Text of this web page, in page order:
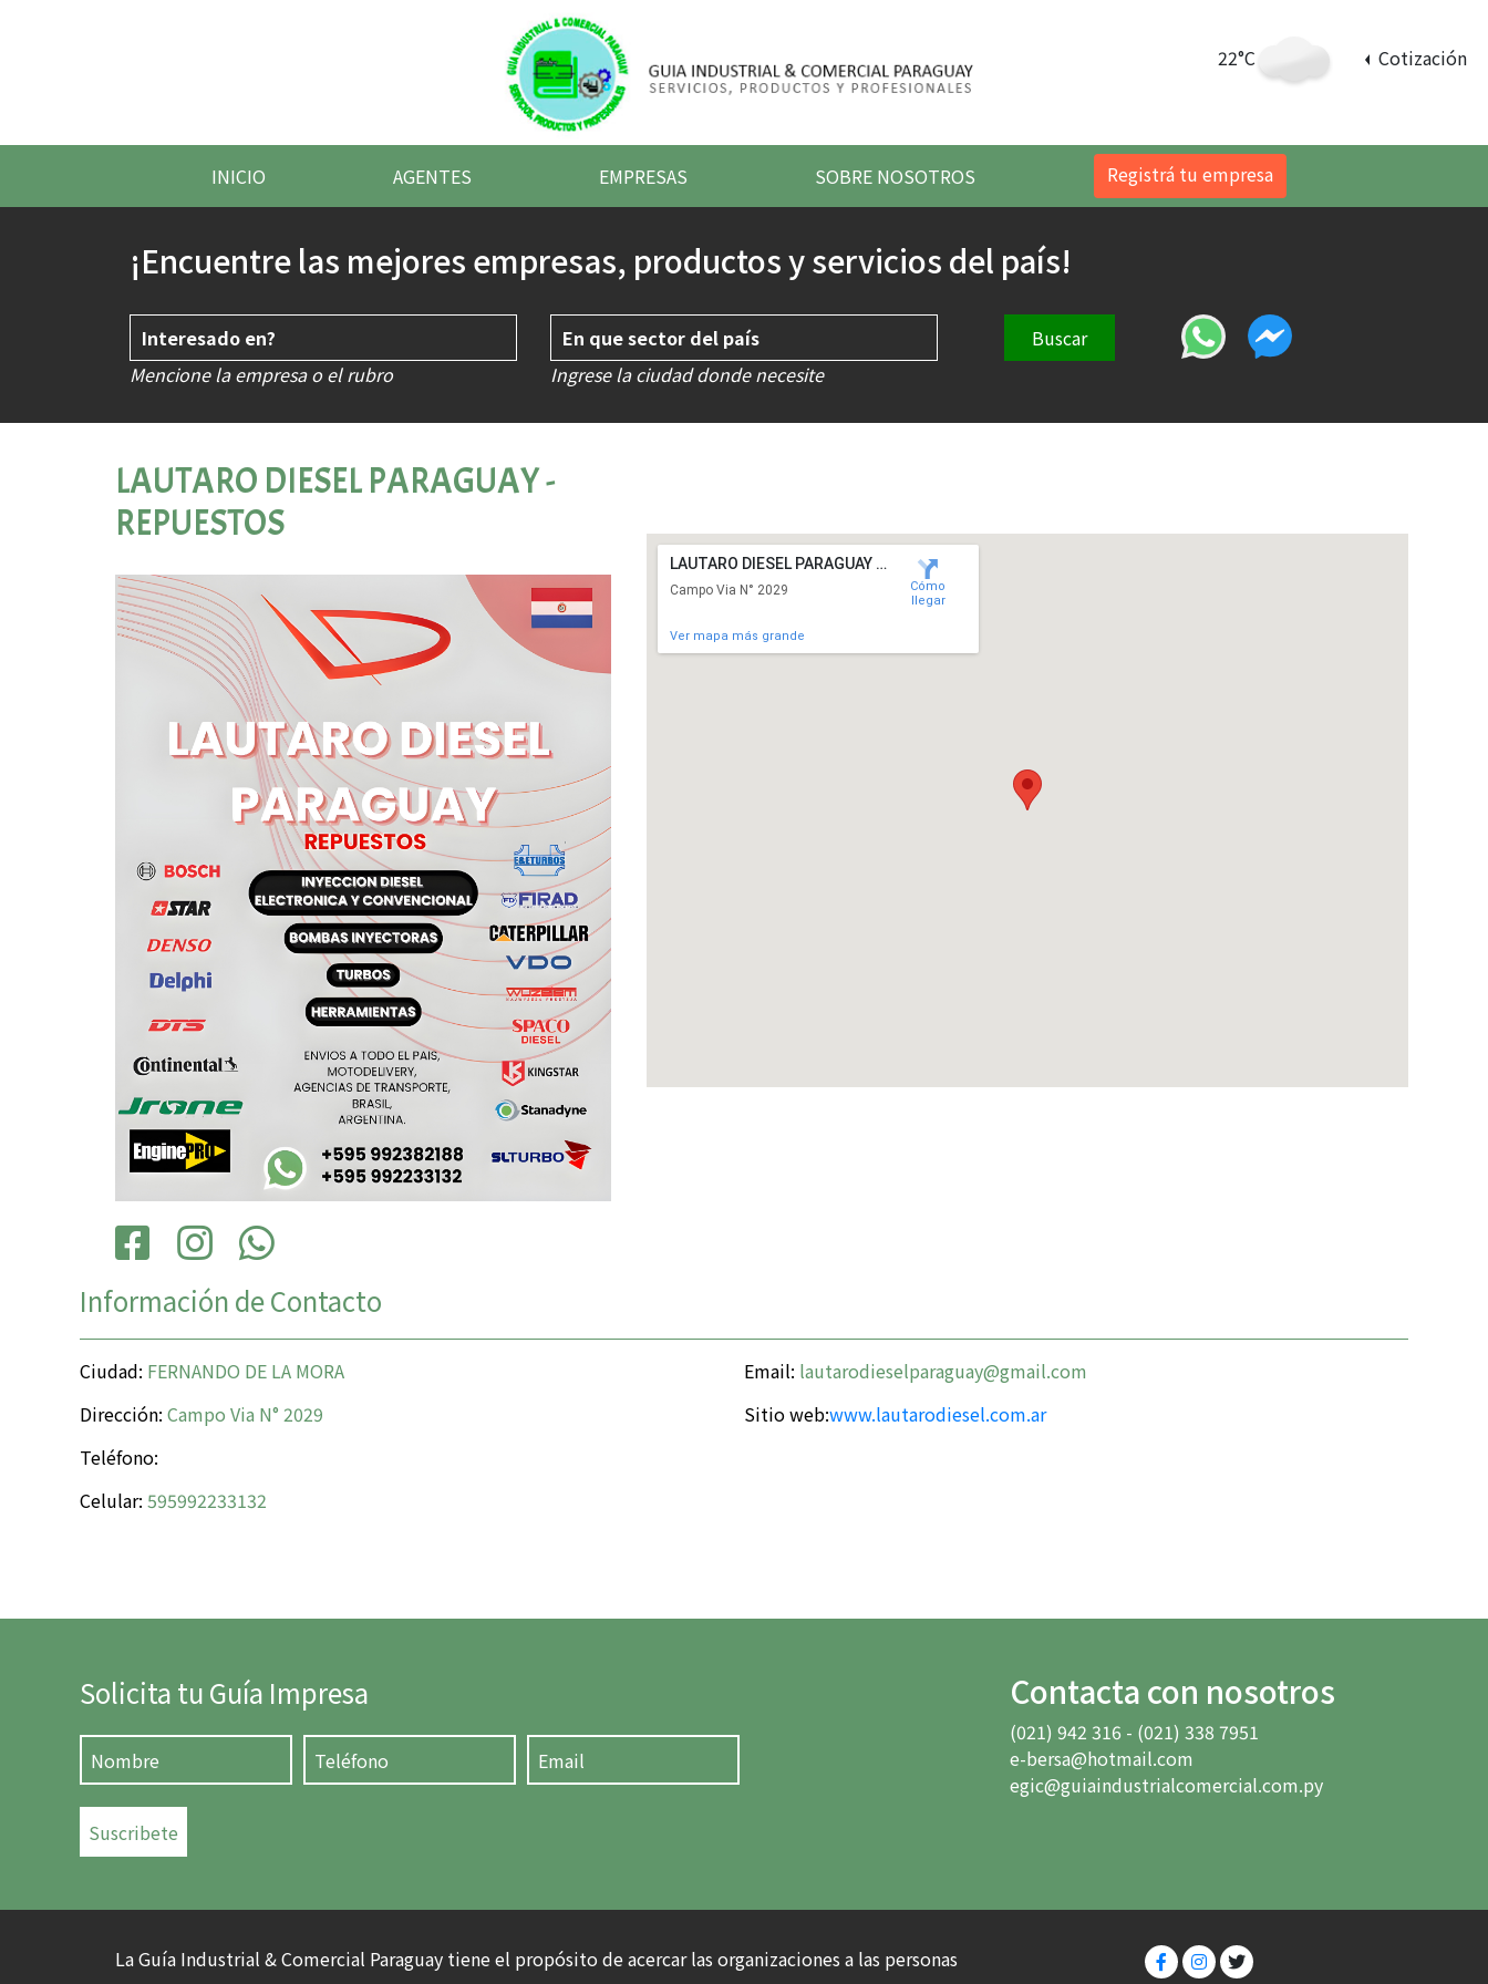
22°C Cotización
INICIO AGENTES EMPRESAS SOBRE NOSOTROS Registrá tu empresa
¡Encuentre las mejores empresas, productos y servicios del país!
Mencione la empresa o el rubro Ingrese la ciudad donde necesite
Buscar
LAUTARO DIESEL PARAGUAY -
REPUESTOS
LAUTARO DIESEL PARAGUAY - REPUESTOS
Campo Via N° 2029
Ver mapa más grande
Cómo
llegar
Información de Contacto
Ciudad: FERNANDO DE LA MORA
Dirección: Campo Via N° 2029
Teléfono:
Celular: 595992233132
Email: lautarodieselparaguay@gmail.com
Sitio web:www.lautarodiesel.com.ar
Solicita tu Guía Impresa
Suscribete
Contacta con nosotros
(021) 942 316 - (021) 338 7951
e-bersa@hotmail.com
egic@guiaindustrialcomercial.com.py
La Guía Industrial & Comercial Paraguay tiene el propósito de acercar las organizaciones a las personas